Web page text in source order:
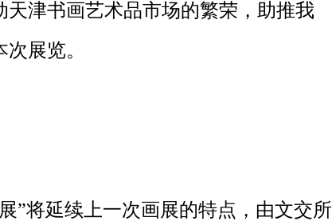
津书画艺术品市场的繁荣，助推我
展览。
将延续上一次画展的特点，由文交所